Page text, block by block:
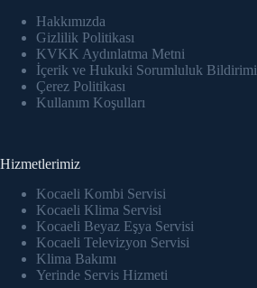
Hacklink panel
Hacklink Panel
Hacklink panel
Hacklink panel
Hacklink panel
Hakkımızda
Gizlilik Politikası
KVKK Aydınlatma Metni
İçerik ve Hukuki Sorumluluk Bildirimi
Çerez Politikası
Kullanım Koşulları
Hizmetlerimiz
Kocaeli Kombi Servisi
Kocaeli Klima Servisi
Kocaeli Beyaz Eşya Servisi
Kocaeli Televizyon Servisi
Klima Bakımı
Yerinde Servis Hizmeti